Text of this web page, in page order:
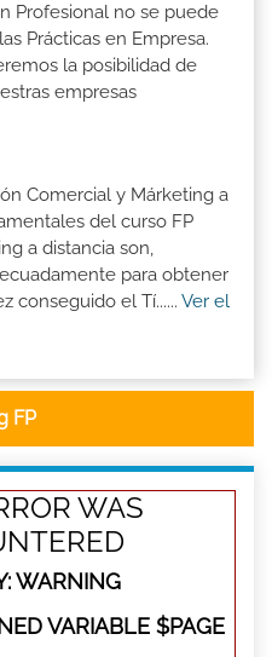
Profesional no se puede
Prácticas en Empresa.
la posibilidad de
empresas
Comercial y Márketing a
del curso FP
a distancia son,
para obtener
conseguido el Tí...... Ver el
FP
WAS
WARNING
VARIABLE $PAGE